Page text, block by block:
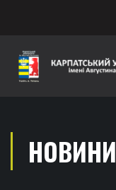
НОВИНИ